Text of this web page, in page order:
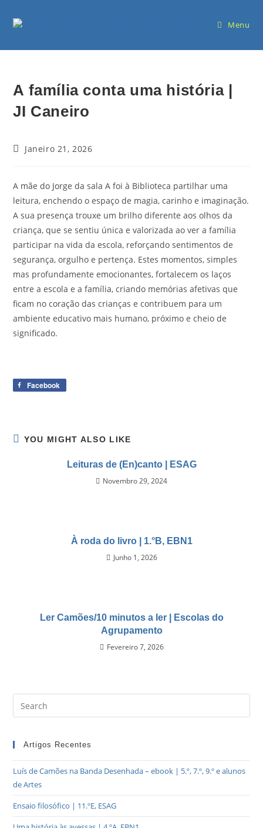
Menu
A família conta uma história |
JI Caneiro
Janeiro 21, 2026
A mãe do Jorge da sala A foi à Biblioteca partilhar uma
leitura, enchendo o espaço de magia, carinho e imaginação.
A sua presença trouxe um brilho diferente aos olhos da
criança, que se sentiu única e valorizada ao ver a família
participar na vida da escola, reforçando sentimentos de
segurança, orgulho e pertença. Estes momentos, simples
mas profundamente emocionantes, fortalecem os laços
entre a escola e a família, criando memórias afetivas que
ficam no coração das crianças e contribuem para um
ambiente educativo mais humano, próximo e cheio de
significado.
Facebook
YOU MIGHT ALSO LIKE
Leituras de (En)canto | ESAG
Novembro 29, 2024
À roda do livro | 1.°B, EBN1
Junho 1, 2026
Ler Camões/10 minutos a ler | Escolas do
Agrupamento
Fevereiro 7, 2026
Artigos Recentes
Luís de Camões na Banda Desenhada – ebook | 5.º, 7.º, 9.º e alunos
de Artes
Ensaio filosófico | 11.ºE, ESAG